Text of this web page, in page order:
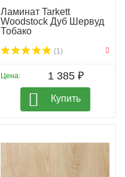
Ламинат Tarkett
Woodstock Дуб Шервуд
Тобако
(1)
Цена: 1 385 ₽
Купить